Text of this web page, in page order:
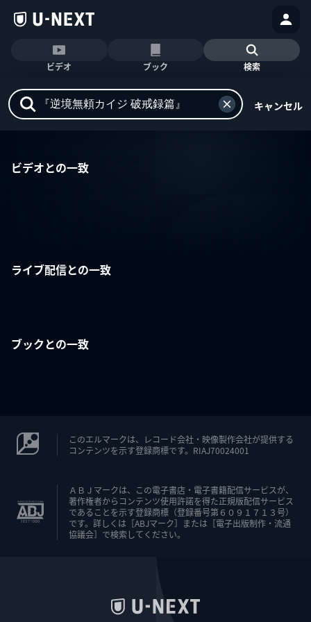
ビデオ ブック 検索
キャンセル
ビデオとの一致
ライブ配信との一致
ブックとの一致
このエルマークは、レコード会社・映像製作会社が提供する
コンテンツを示す登録商標です。RIAJ70024001
ＡＢＪマークは、この電子書店・電子書籍配信サービスが、
著作権者からコンテンツ使用許諾を得た正規版配信サービス
であることを示す登録商標（登録番号第６０９１７１３号）
です。詳しくは［ABJマーク］または［電子出版制作・流通
協議会］で検索してください。